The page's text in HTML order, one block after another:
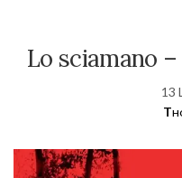
Lo sciamano
13